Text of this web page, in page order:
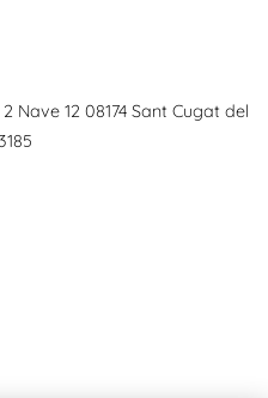
Nave 12 08174 Sant Cugat del